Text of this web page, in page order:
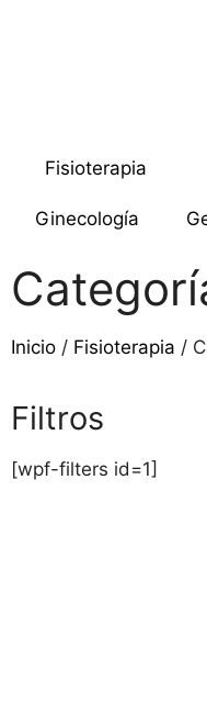
Fisioterapia
Ginecología
Inicio / Fisioterapia /
Filtros
[wpf-filters id=1]